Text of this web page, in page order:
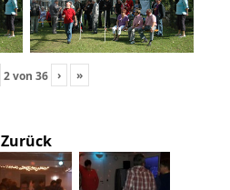
2von36 › »
Zurück